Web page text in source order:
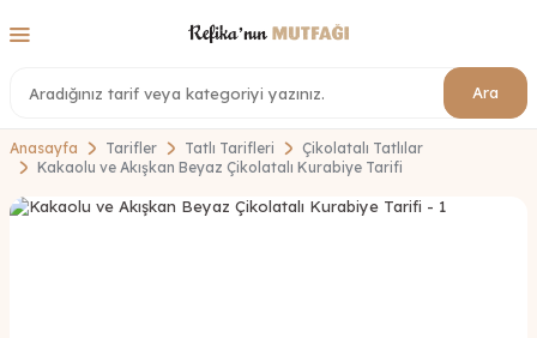
Ara
Anasayfa Tarifler Tatlı Tarifleri
Çikolatalı Tatlılar
Kakaolu ve Akışkan Beyaz Çikolatalı Kurabiye Tarifi